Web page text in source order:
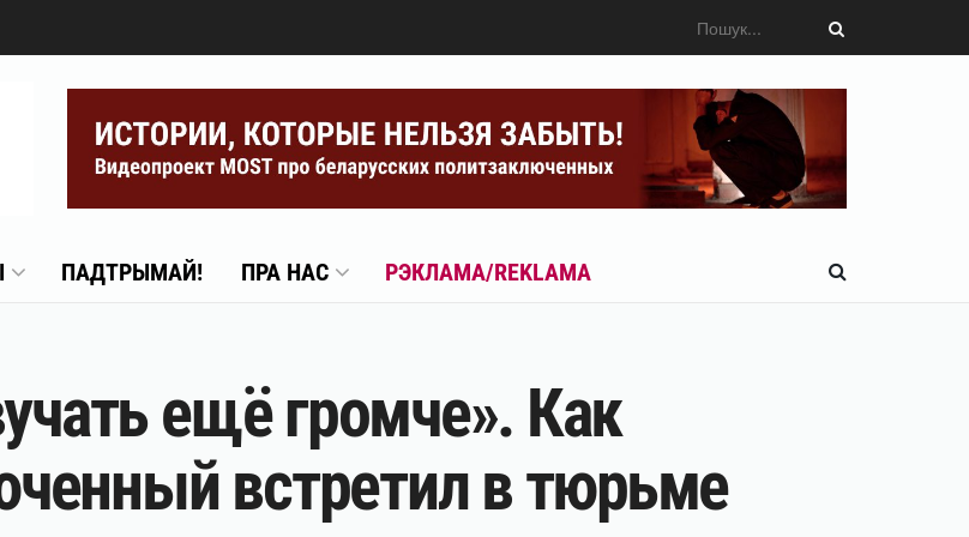
ПАДТРЫМАЙ! ПРА НАС РЭКЛАМА/REKLAMA
ещё громче». Как
встретил в тюрьме